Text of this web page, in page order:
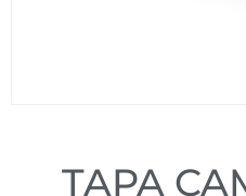
TAPA